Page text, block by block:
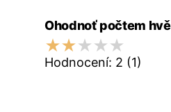
Ohodnoť počtem
Hodnocení: 2 (1)